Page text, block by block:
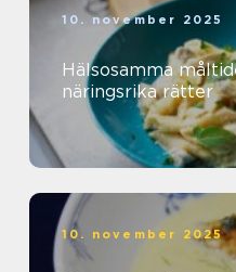
10. november 2025
Hälsosamma
näringsrika rätter
10. november 2025